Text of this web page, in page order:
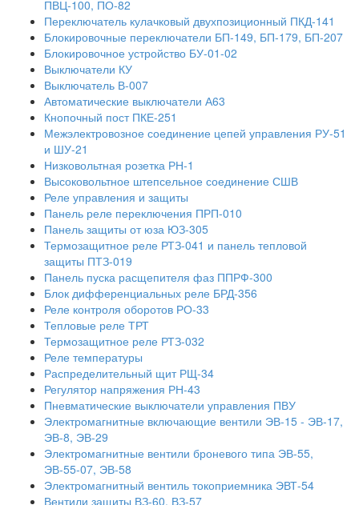
ПВЦ-100, ПО-82
Переключатель кулачковый двухпозиционный ПКД-141
Блокировочные переключатели БП-149, БП-179, БП-207
Блокировочное устройство БУ-01-02
Выключатели КУ
Выключатель В-007
Автоматические выключатели А63
Кнопочный пост ПКЕ-251
Межэлектровозное соединение цепей управления РУ-51
и ШУ-21
Низковольтная розетка РН-1
Высоковольтное штепсельное соединение СШВ
Реле управления и защиты
Панель реле переключения ПРП-010
Панель защиты от юза ЮЗ-305
Термозащитное реле РТЗ-041 и панель тепловой
защиты ПТЗ-019
Панель пуска расщепителя фаз ППРФ-300
Блок дифференциальных реле БРД-356
Реле контроля оборотов РО-33
Тепловые реле ТРТ
Термозащитное реле РТЗ-032
Реле температуры
Распределительный щит РЩ-34
Регулятор напряжения РН-43
Пневматические выключатели управления ПВУ
Электромагнитные включающие вентили ЭВ-15 - ЭВ-17,
ЭВ-8, ЭВ-29
Электромагнитные вентили броневого типа ЭВ-55,
ЭВ-55-07, ЭВ-58
Электромагнитный вентиль токоприемника ЭВТ-54
Вентили защиты ВЗ-60, ВЗ-57